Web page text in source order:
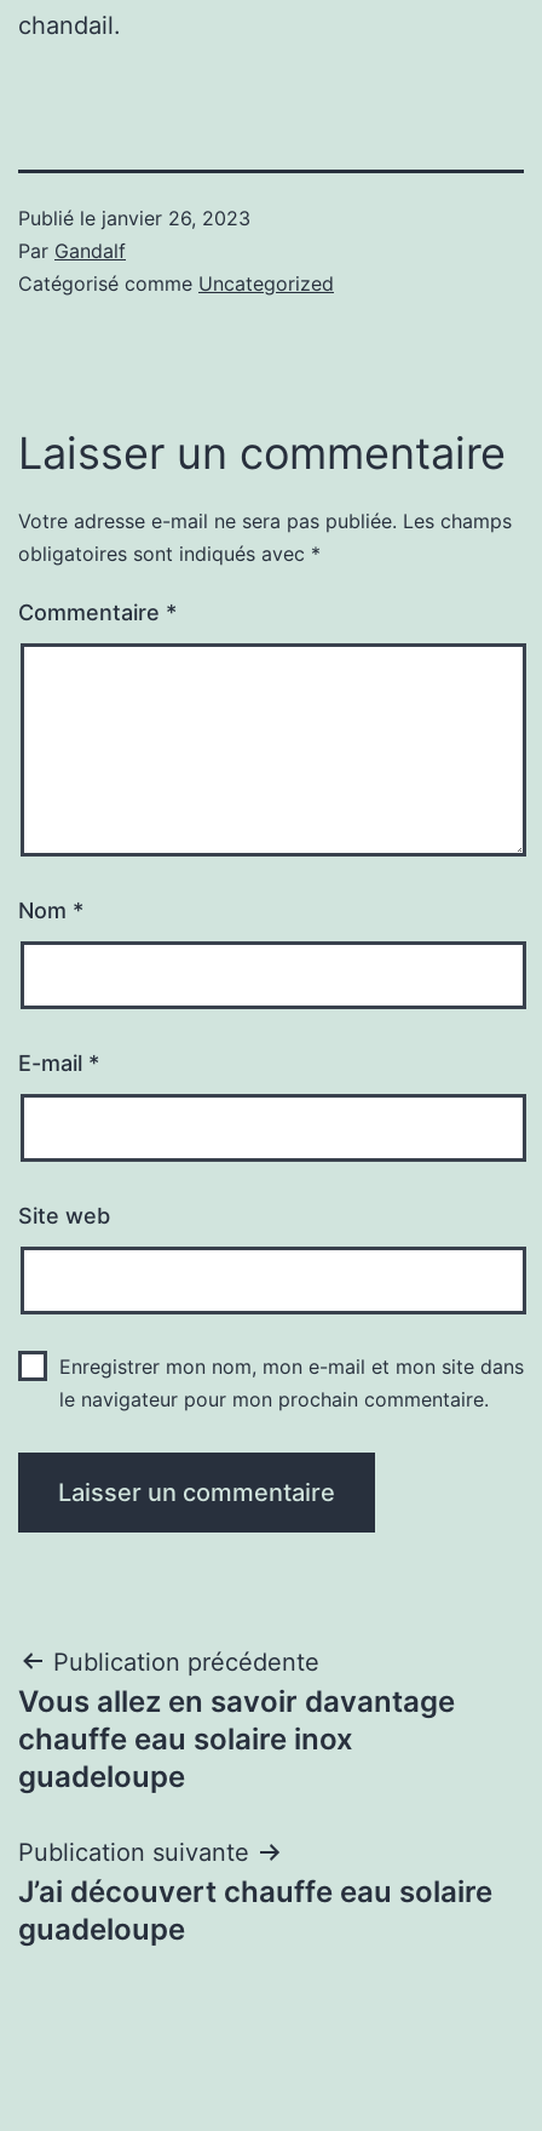
chandail.
Publié le janvier 26, 2023
Par Gandalf
Catégorisé comme Uncategorized
Laisser un commentaire
Votre adresse e-mail ne sera pas publiée. Les champs
obligatoires sont indiqués avec *
Commentaire *
Nom *
E-mail *
Site web
Enregistrer mon nom, mon e-mail et mon site dans
le navigateur pour mon prochain commentaire.
Navigation
de
l’article
Publication précédente
Vous allez en savoir davantage
chauffe eau solaire inox
guadeloupe
Publication suivante
J’ai découvert chauffe eau solaire
guadeloupe